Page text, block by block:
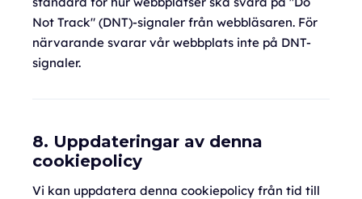
Not Track" (DNT)-signaler från webbläsaren. För
närvarande svarar vår webbplats inte på DNT-
signaler.
8. Uppdateringar av denna
cookiepolicy
Vi kan uppdatera denna cookiepolicy från tid till